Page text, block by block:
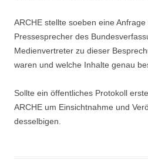
ARCHE stellte soeben eine Anfrage
Pressesprecher des
Medienvertreter zu dieser
waren und welche Inhalte genau
Sollte ein öffentliches Protokoll
ARCHE um Einsichtnahme und
desselbigen.